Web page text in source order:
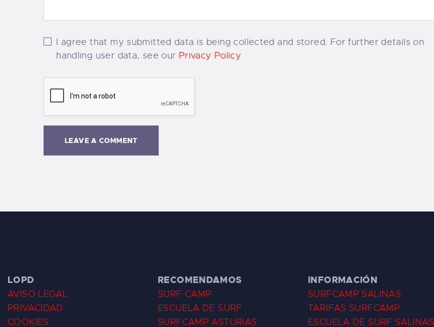
I agree that my submitted data is being collected and stored. For further details on
handling user data, see our Privacy Policy
LOPD
AVISO LEGAL
PRIVACIDAD
COOKIES
RECOMENDAMOS
SURF CAMP
ESCUELA DE SURF
SURFCAMP ASTURIAS
INFORMACIÓN
SURFCAMP SALINAS
TARIFAS SURFCAMP
ESCUELA DE SURF SALINAS